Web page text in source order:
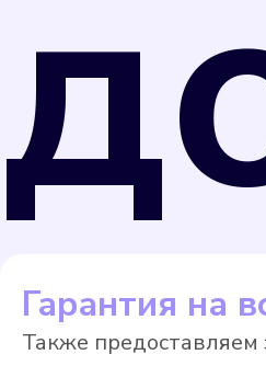
Гарантия на
Также предоставляем